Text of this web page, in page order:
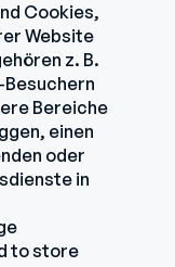
Cookies,
Website
z. B.
Bereiche
einen
oder
in
to store